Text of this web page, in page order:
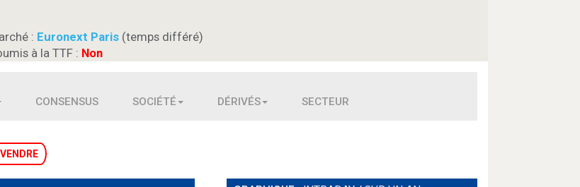
: Euronext Paris (temps différé)
à la TTF : Non
CONSENSUS SOCIÉTÉ DÉRIVÉS SECTEUR
VENDRE